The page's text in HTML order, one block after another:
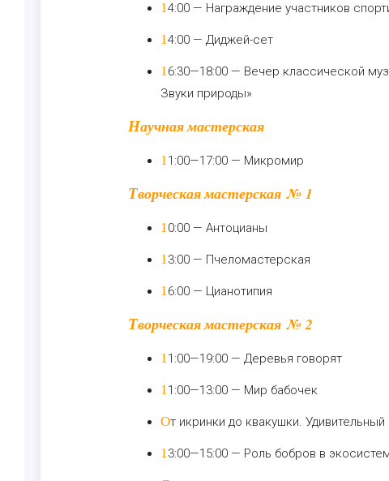
14:00 — Награждение участников
14:00 — Диджей-сет
16:30—18:00 — Вечер классической музыки «Музыкальная экспедиция Бориса Андрианова.
Звуки природы»
Научная мастерская
11:00—17:00 — Микромир
Творческая мастерская № 1
10:00 — Антоцианы
13:00 — Пчеломастерская
16:00 — Цианотипия
Творческая мастерская № 2
11:00—19:00 — Деревья говорят
11:00—13:00 — Мир бабочек
От икринки до квакушки. Удивительный
13:00—15:00 — Роль бобров в